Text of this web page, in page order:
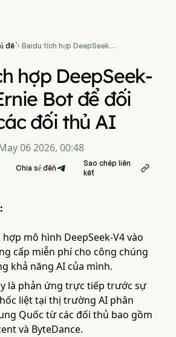
đề Baidu tích hợp DeepSeek-
hợp DeepSeek-
Bot để đối
đối thủ AI
06 2026, 00:48
Chia sẻ đến
Sao chép liên
kết

mô hình DeepSeek-V4 vào
cấp miễn phí cho công chúng
khả năng AI của mình.
là phản ứng trực tiếp trước sự
liệt tại thị trường AI phân
Quốc từ các đối thủ bao gồm
và ByteDance.